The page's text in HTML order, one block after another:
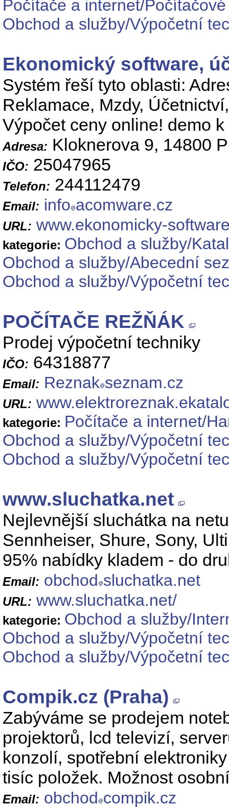
Počítače a internet/
Obchod a služby/Výpočetní
Ekonomický software,
Systém řeší tyto oblasti:
Reklamace, Mzdy,
Výpočet ceny online! demo
Adresa: Kloknerova 9, 14800
IČO: 25047965
Telefon: 244112479
Email: info acomware.cz
URL: www.ekonomicky-
kategorie: Obchod a služby/
Obchod a služby/Abecední
Obchod a služby/Výpočetní
POČÍTAČE REŽŇÁK
Prodej výpočetní techniky
IČO: 64318877
Email: Reznak seznam.cz
URL:
kategorie: Počítače a internet/
Obchod a služby/Výpočetní
Obchod a služby/Výpočetní
www.sluchatka.net
Nejlevnější sluchátka na
Sennheiser, Shure, Sony,
95% nabídky kladem - do
Email: obchod sluchatka.net
URL: www.sluchatka.net/
kategorie: Obchod a služby/
Obchod a služby/Výpočetní
Obchod a služby/Výpočetní
Compik.cz (Praha)
Zabýváme se prodejem
projektorů, lcd televizí,
konzolí, spotřební
tisíc položek. Možnost
Email: obchod compik.cz